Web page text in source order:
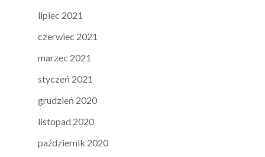
lipiec 2021
czerwiec 2021
marzec 2021
styczeń 2021
grudzień 2020
listopad 2020
październik 2020